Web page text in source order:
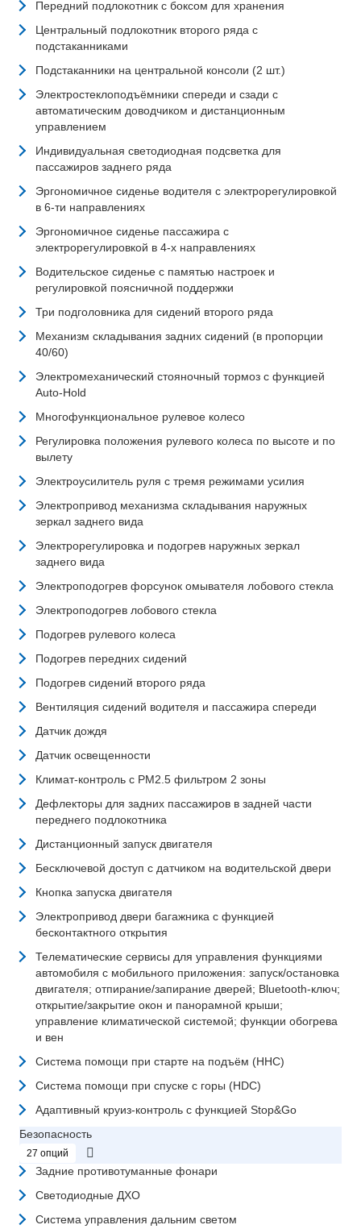
Передний подлокотник с боксом для хранения
Центральный подлокотник второго ряда с
подстаканниками
Подстаканники на центральной консоли (2 шт.)
Электростеклоподъёмники спереди и сзади с
автоматическим доводчиком и дистанционным
управлением
Индивидуальная светодиодная подсветка для
пассажиров заднего ряда
Эргономичное сиденье водителя с электрорегулировкой
в 6-ти направлениях
Эргономичное сиденье пассажира с
электрорегулировкой в 4-х направлениях
Водительское сиденье с памятью настроек и
регулировкой поясничной поддержки
Три подголовника для сидений второго ряда
Механизм складывания задних сидений (в пропорции
40/60)
Электромеханический стояночный тормоз с функцией
Auto-Hold
Многофункциональное рулевое колесо
Регулировка положения рулевого колеса по высоте и по
вылету
Электроусилитель руля с тремя режимами усилия
Электропривод механизма складывания наружных
зеркал заднего вида
Электрорегулировка и подогрев наружных зеркал
заднего вида
Электроподогрев форсунок омывателя лобового стекла
Электроподогрев лобового стекла
Подогрев рулевого колеса
Подогрев передних сидений
Подогрев сидений второго ряда
Вентиляция сидений водителя и пассажира спереди
Датчик дождя
Датчик освещенности
Климат-контроль с PM2.5 фильтром 2 зоны
Дефлекторы для задних пассажиров в задней части
переднего подлокотника
Дистанционный запуск двигателя
Бесключевой доступ с датчиком на водительской двери
Кнопка запуска двигателя
Электропривод двери багажника с функцией
бесконтактного открытия
Телематические сервисы для управления функциями
автомобиля с мобильного приложения: запуск/остановка
двигателя; отпирание/запирание дверей; Bluetooth-ключ;
открытие/закрытие окон и панорамной крыши;
управление климатической системой; функции обогрева
и вен
Система помощи при старте на подъём (HHC)
Система помощи при спуске с горы (HDC)
Адаптивный круиз-контроль с функцией Stop&Go
Безопасность
27 опций
Задние противотуманные фонари
Светодиодные ДХО
Система управления дальним светом